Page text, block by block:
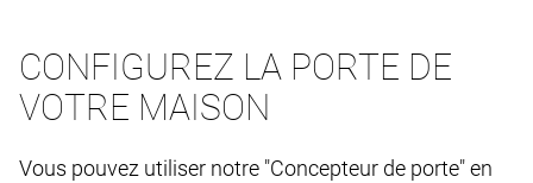
CONFIGUREZ LA PORTE DE
VOTRE MAISON
Vous pouvez utiliser notre "Concepteur de porte" en